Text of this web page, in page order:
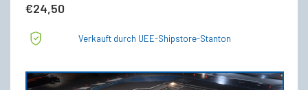
€24,50
Verkauft durch UEE-Shipstore-Stanton